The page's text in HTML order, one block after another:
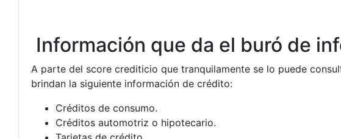
Información que da el buró de
A parte del score crediticio que tranquilamente se lo puede
brindan la siguiente información de crédito:
Créditos de consumo.
Créditos automotriz o hipotecario.